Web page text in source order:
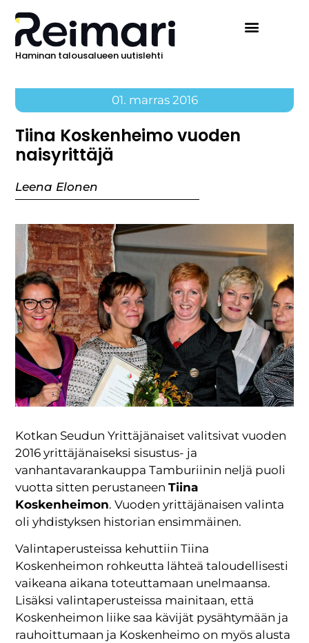
Haminan talousalueen uutislehti
01. marras 2016
Tiina Koskenheimo vuoden
naisyrittäjä
Leena Elonen
Kotkan Seudun Yrittäjänaiset valitsivat vuoden
2016 yrittäjänaiseksi sisustus- ja
vanhantavarankauppa Tamburiinin neljä puoli
vuotta sitten perustaneenTiina
Koskenheimon. Vuoden yrittäjänaisen valinta
oli yhdistyksen historian ensimmäinen.
Valintaperusteissa kehuttiin Tiina
Koskenheimon rohkeutta lähteä taloudellisesti
vaikeana aikana toteuttamaan unelmaansa.
Lisäksi valintaperusteissa mainitaan, että
Koskenheimon liike saa kävijät pysähtymään ja
rauhoittumaan ja Koskenheimo on myös alusta